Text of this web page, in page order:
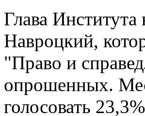
Глава
Навроцкий,
"Право и
опрошенных.
голосовать